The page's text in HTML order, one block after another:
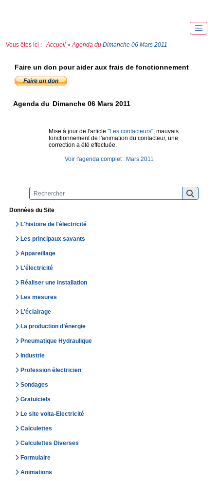
Vous êtes ici : Accueil » Agenda du Dimanche 06 Mars 2011
Données du Site
L'histoire de l'électricité
Les principaux savants
Appareillage
L'électricité
Réaliser une installation
Les mesures
L'éclairage
La production d’énergie
Pneumatique Hydraulique
Industrie
Profession électricien
Sondages
Gratuiciels
Le site volta-Electricité
Calculettes
Calculettes Diverses
Formulaire
Animations
Faire un don pour aider aux frais de fonctionnement
Agenda du Dimanche 06 Mars 2011
Mise à jour de l'article "Les contacteurs", mauvais
fonctionnement de l'animation du contacteur, une
correction a été effectuée.
Voir l'agenda complet : Mars 2011